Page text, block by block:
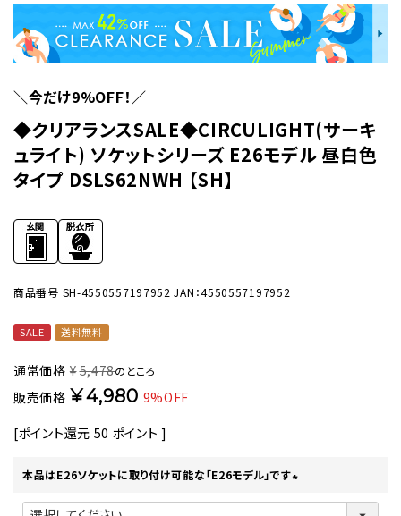
＼今だけ9%OFF！／
◆クリアランスSALE◆CIRCULIGHT(サーキ
ュライト) ソケットシリーズ E26モデル 昼白色
タイプ DSLS62NWH 【SH】
商品番号 SH-4550557197952 JAN：4550557197952
SALE 送料無料
通常価格 ¥5,478のところ
販売価格 ¥4,980 9%OFF
[ポイント還元 50 ポイント ]
本品はE26ソケットに取り付け可能な「E26モデル」です
(